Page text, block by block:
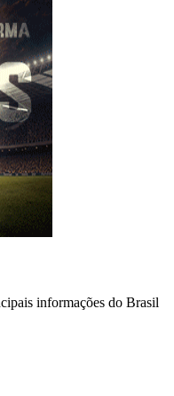
informações do Brasil